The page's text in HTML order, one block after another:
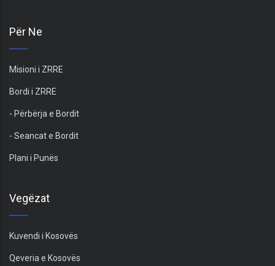
Për Ne
Misioni i ZRRE
Bordi i ZRRE
- Përbërja e Bordit
- Seancat e Bordit
Plani i Punës
Vegëzat
Kuvendi i Kosovës
Qeveria e Kosovës